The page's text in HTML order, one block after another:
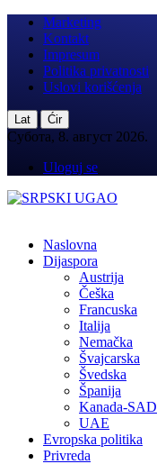
Marketing
Kontakt
Impresum
Politika privatnosti
Uslovi korišćenja
Lat | Ćir
Субота, 8. август 2026.
Uloguj se
Naslovna
Dijaspora
Austrija
Češka
Francuska
Italija
Nemačka
Švajcarska
Švedska
Španija
Kanada-SAD
UAE
Evropska politika
Privreda